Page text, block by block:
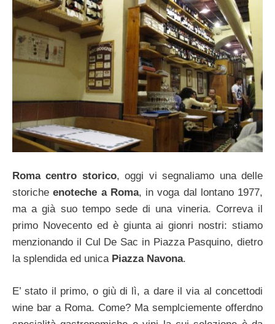
Roma centro storico, oggi vi segnaliamo una delle
storicheenoteche a Roma, in voga dal lontano 1977,
ma a già suo tempo sede di una vineria. Correva il
primo Novecento ed è giunta ai gionri nostri: stiamo
menzionando il Cul De Sac in Piazza Pasquino, dietro
la splendida ed unicaPiazza Navona.
E’ stato il primo, o giù di lì, a dare il via al concettodi
wine bar a Roma. Come? Ma semplciemente offerdno